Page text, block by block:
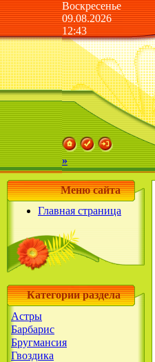
Воскресенье
09.08.2026
12:43
»
Меню сайта
Главная страница
Категории раздела
Астры
Барбарис
Бругмансия
Гвоздика